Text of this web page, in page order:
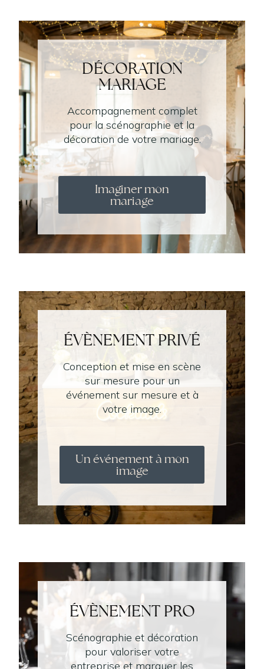
DÉCORATION
MARIAGE
Accompagnement complet
pour la scénographie et la
décoration de votre mariage.
Imaginer mon
mariage
ÉVÈNEMENT PRIVÉ
Conception et mise en scène
sur mesure pour un
événement sur mesure et à
votre image.
Un événement à mon
image
ÉVÈNEMENT PRO
Scénographie et décoration
pour valoriser votre
entreprise et marquer les